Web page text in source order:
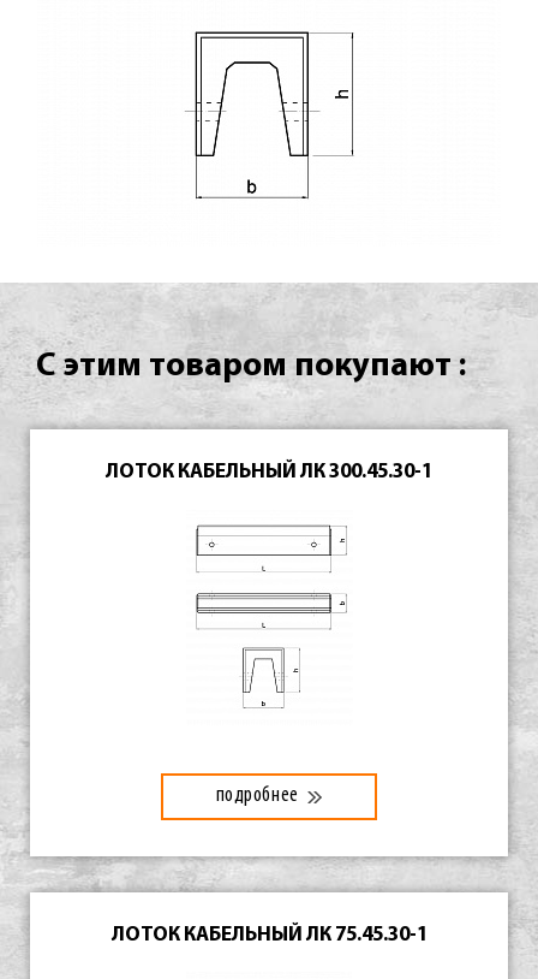
С этим товаром покупают :
ЛОТОК КАБЕЛЬНЫЙ ЛК 300.45.30-1
подробнее
ЛОТОК КАБЕЛЬНЫЙ ЛК 75.45.30-1